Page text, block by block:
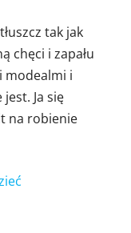
tak jak
chęci i zapału
modealmi i
Ja się
na robienie